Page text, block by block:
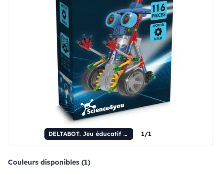
DELTABOT. Jeu éducatif pour enfants 1/1
Couleurs disponibles (1)